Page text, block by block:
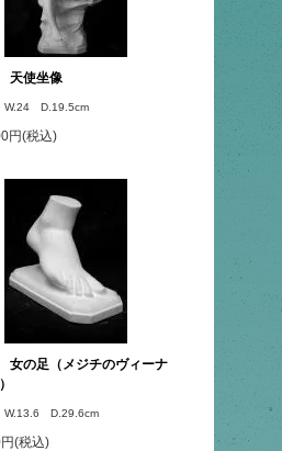
天使坐像
D.19.5cm
円(税込)
の足（メジチのヴィーナ
D.29.6cm
(税込)